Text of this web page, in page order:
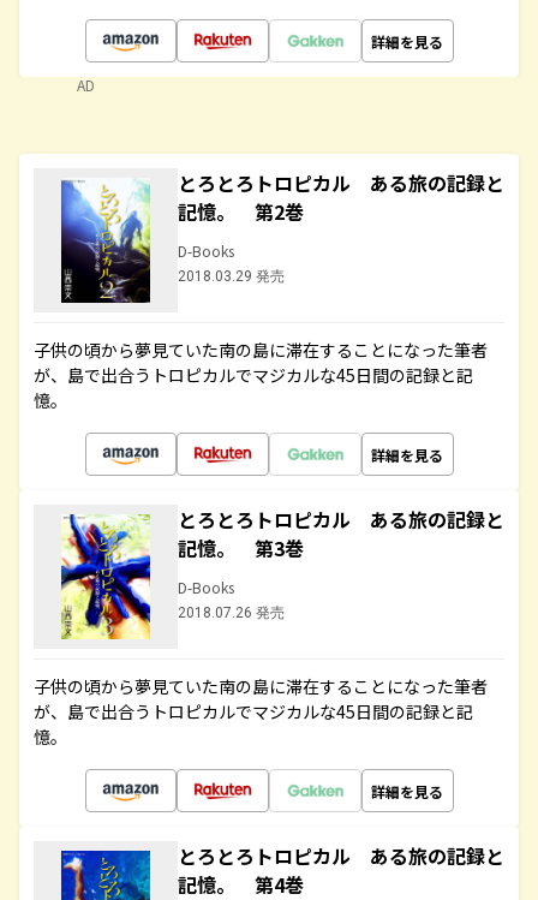
詳細を見る
AD
とろとろトロピカル ある旅の記録と
記憶。 第2巻
D-Books
2018.03.29 発売
子供の頃から夢見ていた南の島に滞在することになった筆者
が、島で出合うトロピカルでマジカルな45日間の記録と記
憶。
詳細を見る
とろとろトロピカル ある旅の記録と
記憶。 第3巻
D-Books
2018.07.26 発売
子供の頃から夢見ていた南の島に滞在することになった筆者
が、島で出合うトロピカルでマジカルな45日間の記録と記
憶。
詳細を見る
とろとろトロピカル ある旅の記録と
記憶。 第4巻